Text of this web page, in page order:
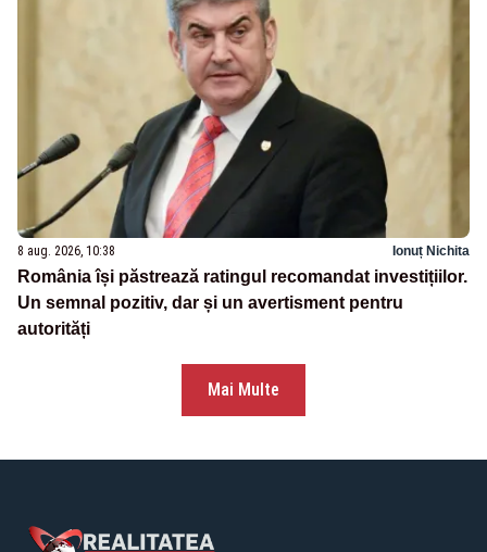
8 aug. 2026, 10:38 Ionuț Nichita
România își păstrează ratingul recomandat investițiilor.
Un semnal pozitiv, dar și un avertisment pentru
autorități
Mai Multe